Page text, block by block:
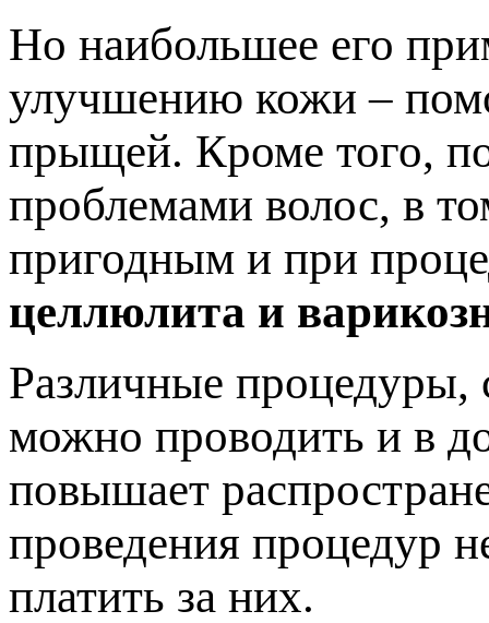
Но наибольшее его
улучшению кожи –
прыщей. Кроме того,
проблемами волос, в
пригодным и при
целлюлита и
Различные процедуры,
можно проводить и в
повышает
проведения процедур
платить за них.